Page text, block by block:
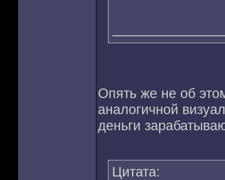
Опять же не об
аналогичной
деньги
Цитата: